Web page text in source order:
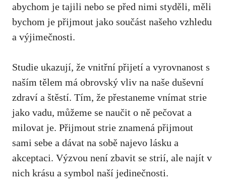
abychom je tajili ​nebo se před ⁤nimi styděli,⁤ měli
bychom je přijmout jako součást ​našeho‌ vzhledu
a výjimečnosti.
Studie ukazují, že vnitřní přijetí a vyrovnanost s
naším tělem má⁤ obrovský vliv na ‌naše duševní
zdraví a štěstí. Tím, že přestaneme vnímat‍ strie
jako vadu, můžeme se naučit o ně pečovat a
milovat ‍je. Přijmout⁤ strie znamená přijmout​
sami sebe a dávat na sobě najevo lásku a
akceptaci. Výzvou není⁣ zbavit se strií, ale najít v
nich krásu a symbol ‌naší jedinečnosti.